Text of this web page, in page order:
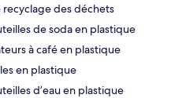
des déchets
de soda en plastique
à café en plastique
en plastique
d’eau en plastique